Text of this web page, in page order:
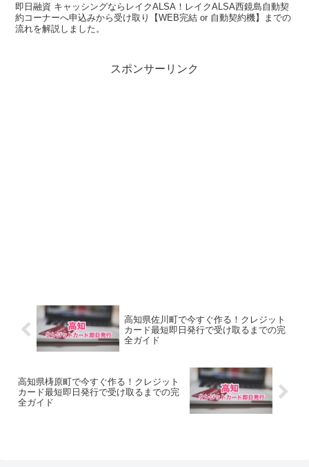
即日融資 キャッシングならレイクALSA！レイクALSA西鏡島自動契
約コーナーへ申込みから受け取り【WEB完結 or 自動契約機】までの
流れを解説しました。
スポンサーリンク
高知県佐川町で今すぐ作る！クレジット
カード最短即日発行で受け取るまでの完
全ガイド
高知県梼原町で今すぐ作る！クレジット
カード最短即日発行で受け取るまでの完
全ガイド